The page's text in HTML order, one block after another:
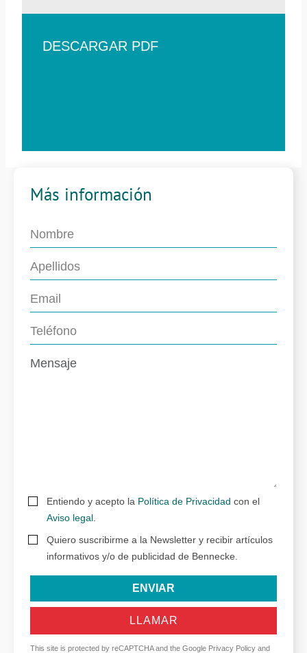
DESCARGAR PDF
Más información
Entiendo y acepto la Política de Privacidad con el
Aviso legal
Quiero suscribirme a la Newsletter y recibir artículos
informativos y/o de publicidad de Bennecke.
ENVIAR
LLAMAR
This site is protected by reCAPTCHA and the Google Privacy Policy and